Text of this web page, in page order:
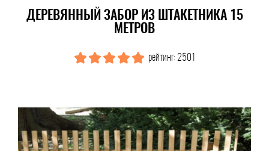
ДЕРЕВЯННЫЙ ЗАБОР ИЗ ШТАКЕТНИКА 15
МЕТРОВ
рейтинг: 2501